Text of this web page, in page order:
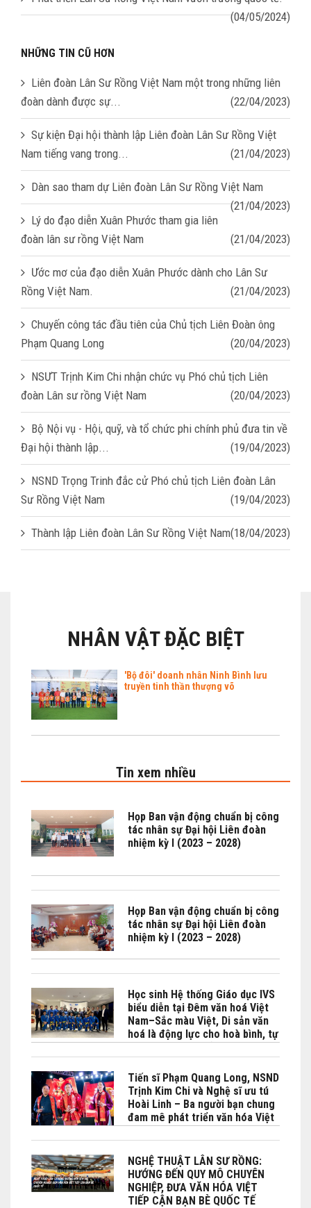
(04/05/2024)
NHỮNG TIN CŨ HƠN
Liên đoàn Lân Sư Rồng Việt Nam một trong những liên
đoàn dành được sự...
(22/04/2023)
Sự kiện Đại hội thành lập Liên đoàn Lân Sư Rồng Việt
Nam tiếng vang trong...
(21/04/2023)
Dàn sao tham dự Liên đoàn Lân Sư Rồng Việt Nam
(21/04/2023)
Lý do đạo diễn Xuân Phước tham gia liên
đoàn lân sư rồng Việt Nam
(21/04/2023)
Ước mơ của đạo diễn Xuân Phước dành cho Lân Sư
Rồng Việt Nam.
(21/04/2023)
Chuyến công tác đầu tiên của Chủ tịch Liên Đoàn ông
Phạm Quang Long
(20/04/2023)
NSƯT Trịnh Kim Chi nhận chức vụ Phó chủ tịch Liên
đoàn Lân sư rồng Việt Nam
(20/04/2023)
Bộ Nội vụ - Hội, quỹ, và tổ chức phi chính phủ đưa tin về
Đại hội thành lập...
(19/04/2023)
NSND Trọng Trinh đắc cử Phó chủ tịch Liên đoàn Lân
Sư Rồng Việt Nam
(19/04/2023)
Thành lập Liên đoàn Lân Sư Rồng Việt Nam(18/04/2023)
NHÂN VẬT ĐẶC BIỆT
'Bộ đôi' doanh nhân Ninh Bình lưu
truyền tinh thần thượng võ
Tin xem nhiều
Họp Ban vận động chuẩn bị công
tác nhân sự Đại hội Liên đoàn
nhiệm kỳ I (2023 – 2028)
Họp Ban vận động chuẩn bị công
tác nhân sự Đại hội Liên đoàn
nhiệm kỳ I (2023 – 2028)
Học sinh Hệ thống Giáo dục IVS
biểu diễn tại Đêm văn hoá Việt
Nam–Sắc màu Việt, Di sản văn
hoá là động lực cho hoà bình, tự
cường và phát triển bền vững do
Bộ No Bộ Ngoại giao Việt Nam -
Phái đoàn Việt Nam bên cạnh
UNESCO phối hợp tổ chức tại
Paris
Tiến sĩ Phạm Quang Long, NSND
Trịnh Kim Chi và Nghệ sĩ ưu tú
Hoài Linh – Ba người bạn chung
đam mê phát triển văn hóa Việt
đặc biệt là Lân sư rồng
NGHỆ THUẬT LÂN SƯ RỒNG:
HƯỚNG ĐẾN QUY MÔ CHUYÊN
NGHIỆP, ĐƯA VĂN HÓA VIỆT
TIẾP CẬN BẠN BÈ QUỐC TẾ